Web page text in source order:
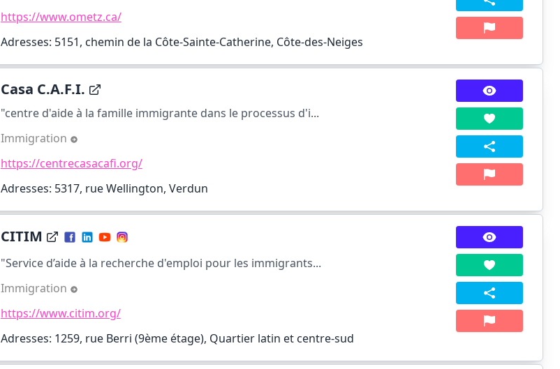
https://www.ometz.ca/
Adresses: 5151, chemin de la Côte-Sainte-Catherine, Côte-des-Neiges
Casa C.A.F.I.
"centre d'aide à la famille immigrante dans le processus d'i...
Immigration
https://centrecasacafi.org/
Adresses: 5317, rue Wellington, Verdun
CITIM
"Service d’aide à la recherche d'emploi pour les immigrants...
Immigration
https://www.citim.org/
Adresses: 1259, rue Berri (9ème étage), Quartier latin et centre-sud